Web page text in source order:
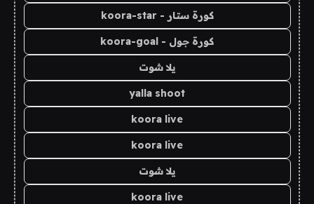
كورة ستار - koora-star
كورة جول - koora-goal
يلا شوت
yalla shoot
koora live
koora live
يلا شوت
koora live